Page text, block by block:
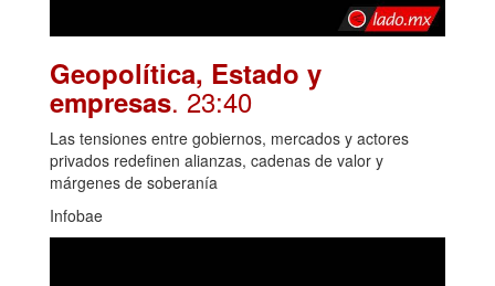
Geopolítica, Estado y
empresas. 23:40
Las tensiones entre gobiernos, mercados y actores
privados redefinen alianzas, cadenas de valor y
márgenes de soberanía
Infobae